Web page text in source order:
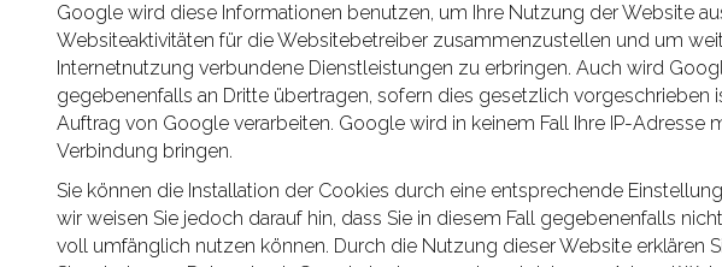
Google wird diese Informationen benutzen, um Ihre Nutzung der Website
Websiteaktivitäten für die Websitebetreiber zusammenzustellen und um
Internetnutzung verbundene Dienstleistungen zu erbringen. Auch wird
gegebenenfalls an Dritte übertragen, sofern dies gesetzlich vorgeschrieben
Auftrag von Google verarbeiten. Google wird in keinem Fall Ihre IP-Adresse
Verbindung bringen.
Sie können die Installation der Cookies durch eine entsprechende
wir weisen Sie jedoch darauf hin, dass Sie in diesem Fall gegebenenfalls
voll umfänglich nutzen können. Durch die Nutzung dieser Website erklären